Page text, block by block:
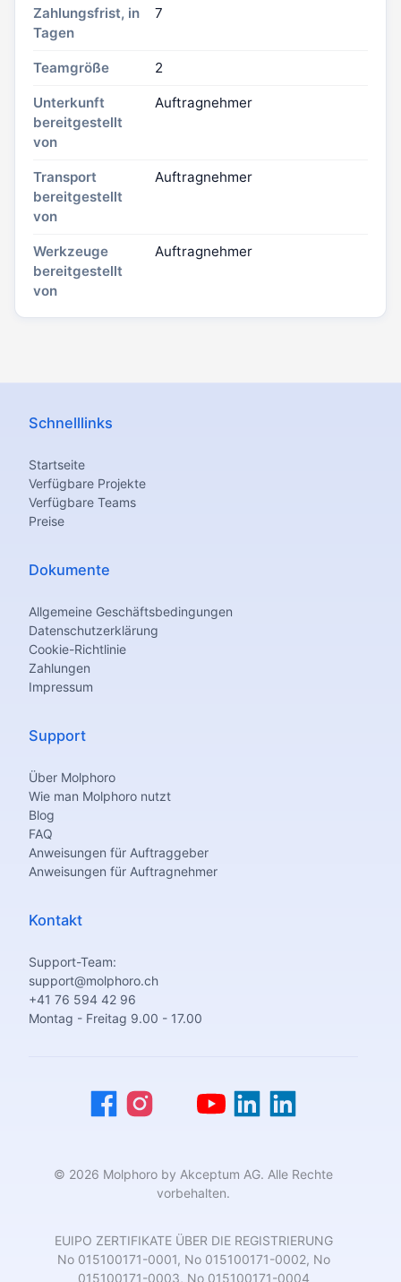
Zahlungsfrist, in
Tagen
7
Teamgröße 2
Unterkunft
bereitgestellt
von
Auftragnehmer
Transport
bereitgestellt
von
Auftragnehmer
Werkzeuge
bereitgestellt
von
Auftragnehmer
Schnelllinks
Startseite
Verfügbare Projekte
Verfügbare Teams
Preise
Dokumente
Allgemeine Geschäftsbedingungen
Datenschutzerklärung
Cookie-Richtlinie
Zahlungen
Impressum
Support
Über Molphoro
Wie man Molphoro nutzt
Blog
FAQ
Anweisungen für Auftraggeber
Anweisungen für Auftragnehmer
Kontakt
Support-Team:
support@molphoro.ch
+41 76 594 42 96
Montag - Freitag 9.00 - 17.00
© 2026 Molphoro by Akceptum AG. Alle Rechte
vorbehalten.
EUIPO ZERTIFIKATE ÜBER DIE REGISTRIERUNG
No 015100171-0001, No 015100171-0002, No
015100171-0003, No 015100171-0004